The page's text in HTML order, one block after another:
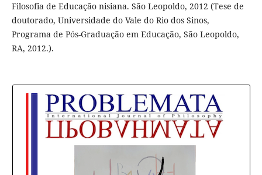
Filosofia de Educação nisiana. São Leopoldo, 2012 (Tese de
doutorado, Universidade do Vale do Rio dos Sinos,
Programa de Pós-Graduação em Educação, São Leopoldo,
RA, 2012.).